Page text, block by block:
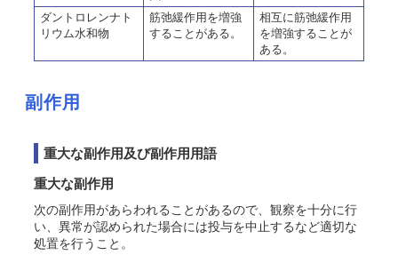
ダントロレンナト
リウム水和物
筋弛緩作用を増強
することがある。
相互に筋弛緩作用
を増強することが
ある。
副作用
重大な副作用及び副作用用語
重大な副作用
次の副作用があらわれることがあるので、観察を十分に行
い、異常が認められた場合には投与を中止するなど適切な
処置を行うこと。